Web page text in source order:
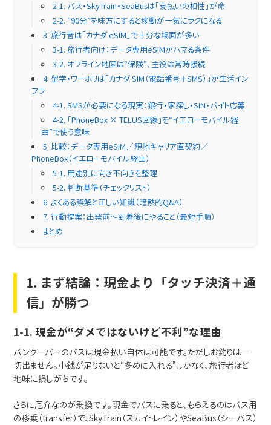
2-1. バス・SkyTrain・SeaBusは「支払いの相性」が命
2-2. “90分”を味方にすると移動が一気にラクになる
3. 旅行者は「カナダ eSIM」で十分な場面が多い
3-1. 旅行者向け：データ専用eSIMがハマる条件
3-2. オフライン地図は“保険”、主役は常時接続
4. 留学・ワーホリは「カナダ SIM（電話番号＋SMS）」が生活イン
フラ
4-1. SMSが必要になる現実：銀行・家探し・SIN・バイト応募
4-2. 「PhoneBox × TELUS回線」を“イエローモバイル経
由”で使う意味
5. 比較：データ専用eSIM／現地キャリア直契約／
PhoneBox（イエローモバイル経由）
5-1. 用途別に向き不向きを整理
5-2. 判断基準（チェックリスト）
6. よくある誤解と正しい知識（暗黙的Q&A）
7. 行動提案：出発前〜到着後にやること（最短手順）
まとめ
1. まず結論：現金より「タッチ決済＋通
信」が勝つ
1-1. 現金が“ダメではないけど不利”な理由
バンクーバーのバスは現金払い自体は可能です。ただしお釣りは一
切出ません。小銭が足りないと“多めに入れる”しかなく、旅行者ほど
地味に損しがちです。
さらに厄介なのが乗換です。現金でバスに乗ると、もらえるのはバス用
の移乗（transfer）で、SkyTrain（スカイトレイン）やSeaBus（シーバス）